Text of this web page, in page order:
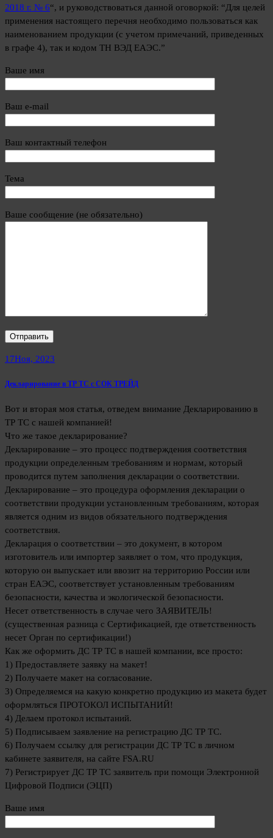
2018 г. № 6“, и руководствоваться данной оговоркой: “Для целей
применения настоящего перечня необходимо пользоваться как
наименованием продукции (с учетом примечаний, приведенных
в графе 4), так и кодом ТН ВЭД ЕАЭС.”
Ваше имя
Ваш e-mail
Ваш контактный телефон
Тема
Ваше сообщение (не обязательно)
17Ноя, 2023
Декларирование в ТР ТС с СОК ТРЕЙД
Вот и вторая моя статья, отведем внимание Декларированию в
ТР ТС с нашей компанией!
Что же такое декларирование?
Декларирование – это процесс подтверждения соответствия
продукции определенным требованиям и нормам, который
проводится путем заполнения декларации о соответствии.
Декларирование – это процедура оформления декларации о
соответствии продукции установленным требованиям, которая
является одним из видов обязательного подтверждения
соответствия.
Декларация о соответствии – это документ, в котором
изготовитель или импортер заявляет о том, что продукция,
которую он выпускает или ввозит на территорию России или
стран ЕАЭС, соответствует установленным требованиям
безопасности, качества и экологической безопасности.
Несет ответственность в случае чего ЗАЯВИТЕЛЬ!
(существенная разница с Сертификацией, где ответственность
несет Орган по сертификации!)
Как же оформить ДС ТР ТС в нашей компании, все просто:
1) Предоставляете заявку на макет!
2) Получаете макет на согласование.
3) Определяемся на какую конкретно продукцию из макета будет
оформляться ПРОТОКОЛ ИСПЫТАНИЙ!
4) Делаем протокол испытаний.
5) Подписываем заявление на регистрацию ДС ТР ТС.
6) Получаем ссылку для регистрации ДС ТР ТС в личном
кабинете заявителя, на сайте FSA.RU
7) Регистрирует ДС ТР ТС заявитель при помощи Электронной
Цифровой Подписи (ЭЦП)
Ваше имя